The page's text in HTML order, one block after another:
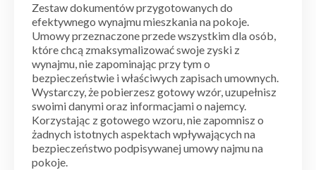
Zestaw dokumentów przygotowanych do
efektywnego wynajmu mieszkania na pokoje.
Umowy przeznaczone przede wszystkim dla osób,
które chcą zmaksymalizować swoje zyski z
wynajmu, nie zapominając przy tym o
bezpieczeństwie i właściwych zapisach umownych.
Wystarczy, że pobierzesz gotowy wzór, uzupełnisz
swoimi danymi oraz informacjami o najemcy.
Korzystając z gotowego wzoru, nie zapomnisz o
żadnych istotnych aspektach wpływających na
bezpieczeństwo podpisywanej umowy najmu na
pokoje.